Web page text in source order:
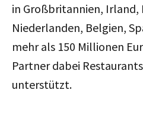
in Großbritannien, Irland,
Niederlanden, Belgien,
mehr als 150 Millionen
Partner dabei
unterstützt.